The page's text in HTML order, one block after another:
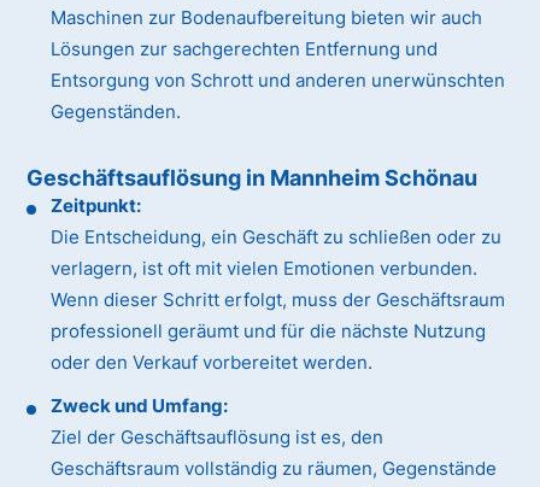
Maschinen zur Bodenaufbereitung bieten wir auch
Lösungen zur sachgerechten Entfernung und
Entsorgung von Schrott und anderen unerwünschten
Gegenständen.
Geschäftsauflösung in Mannheim Schönau
Zeitpunkt:
Die Entscheidung, ein Geschäft zu schließen oder zu
verlagern, ist oft mit vielen Emotionen verbunden.
Wenn dieser Schritt erfolgt, muss der Geschäftsraum
professionell geräumt und für die nächste Nutzung
oder den Verkauf vorbereitet werden.
Zweck und Umfang:
Ziel der Geschäftsauflösung ist es, den
Geschäftsraum vollständig zu räumen, Gegenstände